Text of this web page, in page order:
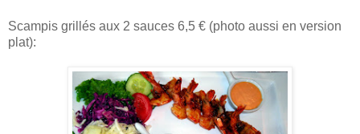
Scampis grillés aux 2 sauces 6,5 € (photo aussi en version
plat):